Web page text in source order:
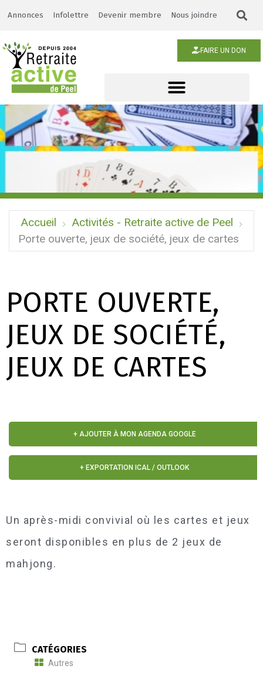
Annonces Infolettre Devenir membre Nous joindre
FAIRE UN DON
Accueil
Activités - Retraite active de Peel
Porte ouverte, jeux de société, jeux de cartes
PORTE OUVERTE,
JEUX DE SOCIÉTÉ,
JEUX DE CARTES
+ AJOUTER À MON AGENDA GOOGLE
+ EXPORTATION ICAL / OUTLOOK
Un après-midi convivial où les cartes et jeux
seront disponibles en plus de 2 jeux de
mahjong.
CATÉGORIES
Autres